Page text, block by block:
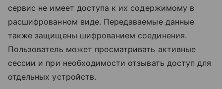
сервис не имеет доступа к их содержимому в
расшифрованном виде. Передаваемые данные
также защищены шифрованием соединения.
Пользователь может просматривать активные
сессии и при необходимости отзывать доступ для
отдельных устройств.